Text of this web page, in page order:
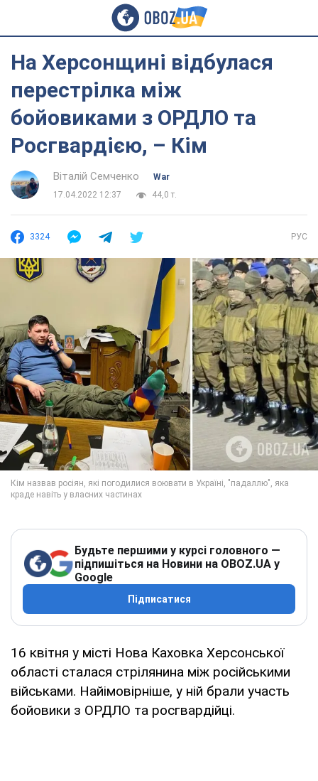
На Херсонщині відбулася
перестрілка між
бойовиками з ОРДЛО та
Росгвардією, – Кім
Віталій Семченко
War
17.04.2022 12:37
44,0 т.
3324 РУС
Будьте першими у курсі головного —
підпишіться на Новини на OBOZ.UA у
Google
Підписатися
16 квітня у місті Нова Каховка Херсонської
області сталася стрілянина між російськими
військами. Найімовірніше, у ній брали участь
бойовики з ОРДЛО та росгвардійці.